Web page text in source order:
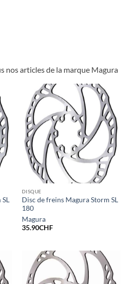
nos articles de la marque Magura
DISQUE
Disc de freins Magura Storm SL
180
Magura
35.90CHF